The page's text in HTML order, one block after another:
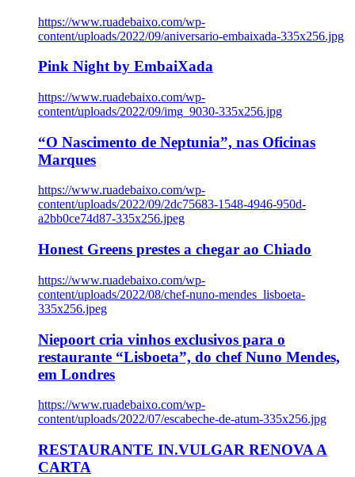
https://www.ruadebaixo.com/wp-
content/uploads/2022/09/aniversario-embaixada-335x256.jpg
Pink Night by EmbaiXada
https://www.ruadebaixo.com/wp-
content/uploads/2022/09/img_9030-335x256.jpg
“O Nascimento de Neptunia”, nas Oficinas
Marques
https://www.ruadebaixo.com/wp-
content/uploads/2022/09/2dc75683-1548-4946-950d-
a2bb0ce74d87-335x256.jpeg
Honest Greens prestes a chegar ao Chiado
https://www.ruadebaixo.com/wp-
content/uploads/2022/08/chef-nuno-mendes_lisboeta-
335x256.jpeg
Niepoort cria vinhos exclusivos para o
restaurante “Lisboeta”, do chef Nuno Mendes,
em Londres
https://www.ruadebaixo.com/wp-
content/uploads/2022/07/escabeche-de-atum-335x256.jpg
RESTAURANTE IN.VULGAR RENOVA A
CARTA